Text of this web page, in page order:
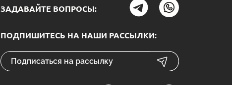
ЗАДАВАЙТЕ ВОПРОСЫ:
ПОДПИШИТЕСЬ НА НАШИ РАССЫЛКИ: